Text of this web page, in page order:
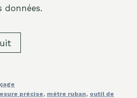
données.
précise, mètre ruban, outil de